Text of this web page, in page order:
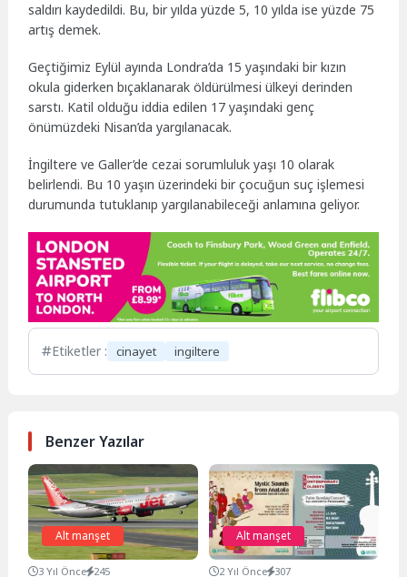
saldırı kaydedildi. Bu, bir yılda yüzde 5, 10 yılda ise yüzde 75
artış demek.
Geçtiğimiz Eylül ayında Londra’da 15 yaşındaki bir kızın
okula giderken bıçaklanarak öldürülmesi ülkeyi derinden
sarstı. Katil olduğu iddia edilen 17 yaşındaki genç
önümüzdeki Nisan’da yargılanacak.
İngiltere ve Galler’de cezai sorumluluk yaşı 10 olarak
belirlendi. Bu 10 yaşın üzerindeki bir çocuğun suç işlemesi
durumunda tutuklanıp yargılanabileceği anlamına geliyor.
Etiketler : cinayet ingiltere
Benzer Yazılar
Alt manşet
3 Yıl Önce 245
Alt manşet
2 Yıl Önce 307